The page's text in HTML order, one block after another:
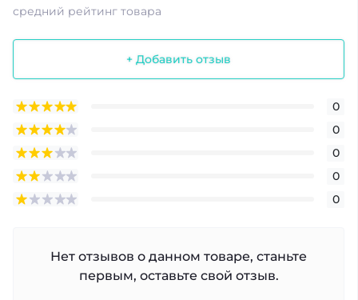
средний рейтинг товара
+ Добавить отзыв
0
0
0
0
0
Нет отзывов о данном товаре, станьте
первым, оставьте свой отзыв.